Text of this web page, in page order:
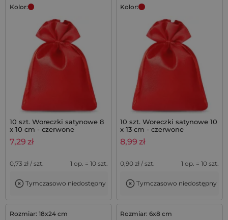
Kolor:
10 szt. Woreczki satynowe 8
x 10 cm - czerwone
7,29 zł
0,73 zł / szt. 1 op. = 10 szt.
Tymczasowo niedostępny
Kolor:
10 szt. Woreczki satynowe 10
x 13 cm - czerwone
8,99 zł
0,90 zł / szt. 1 op. = 10 szt.
Tymczasowo niedostępny
Rozmiar: 18x24 cm
Rozmiar: 6x8 cm